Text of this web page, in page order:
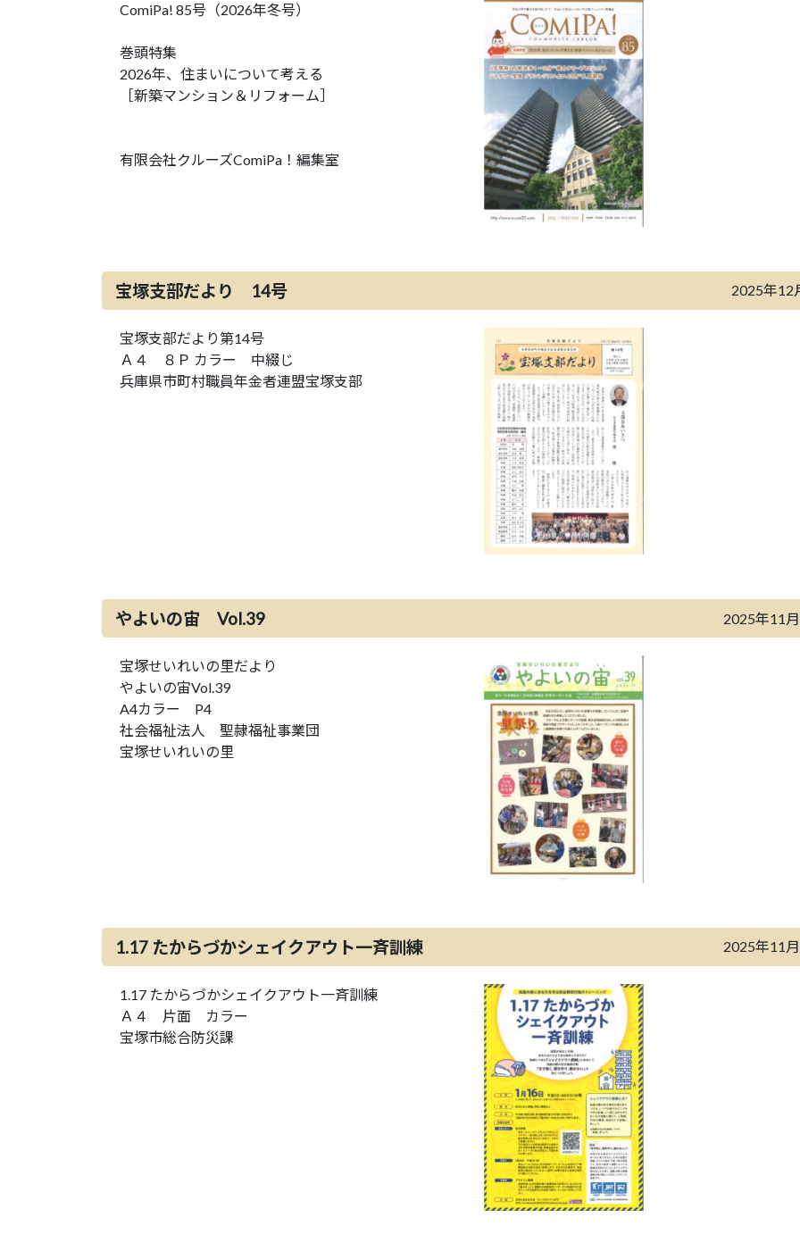
ComiPa! 85号（2026年冬号）
巻頭特集
2026年、住まいについて考える
［新築マンション＆リフォーム］
有限会社クルーズComiPa！編集室
宝塚支部だより 14号 2025年12
宝塚支部だより第14号
Ａ４ ８Ｐ カラー 中綴じ
兵庫県市町村職員年金者連盟宝塚支部
やよいの宙 Vol.39 2025年11
宝塚せいれいの里だより
やよいの宙Vol.39
A4カラー P4
社会福祉法人 聖隷福祉事業団
宝塚せいれいの里
1.17 たからづかシェイクアウト一斉訓練 2025年11
1.17 たからづかシェイクアウト一斉訓練
Ａ４ 片面 カラー
宝塚市総合防災課